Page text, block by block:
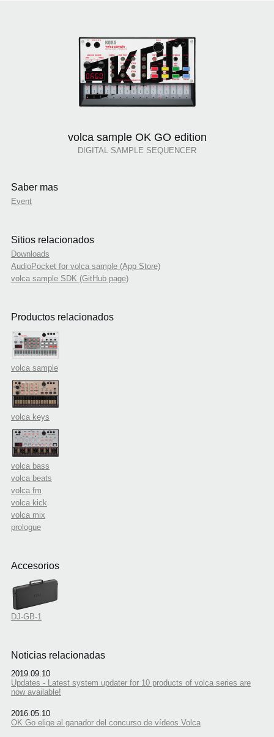
volca sample OK GO edition
DIGITAL SAMPLE SEQUENCER
Saber mas
Event
Sitios relacionados
Downloads
AudioPocket for volca sample (App Store)
volca sample SDK (GitHub page)
Productos relacionados
volca sample
volca keys
volca bass
volca beats
volca fm
volca kick
volca mix
prologue
Accesorios
DJ-GB-1
Noticias relacionadas
2019.09.10
Updates - Latest system updater for 10 products of volca series are
now available!
2016.05.10
OK Go elige al ganador del concurso de vídeos Volca